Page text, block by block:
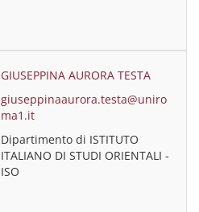
GIUSEPPINA AURORA TESTA
giuseppinaaurora.testa@uniro
ma1.it
Dipartimento di ISTITUTO
ITALIANO DI STUDI ORIENTALI -
ISO